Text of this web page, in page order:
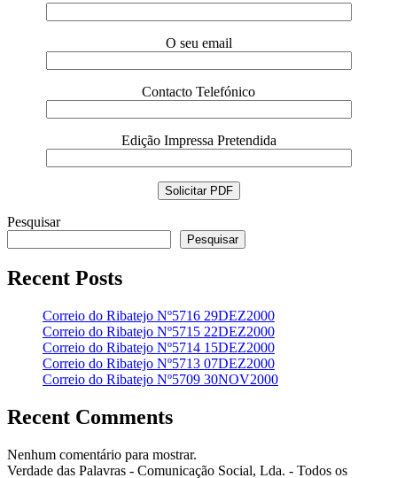
O seu email
Contacto Telefónico
Edição Impressa Pretendida
Pesquisar
Pesquisar
Recent Posts
Correio do Ribatejo Nº5716 29DEZ2000
Correio do Ribatejo Nº5715 22DEZ2000
Correio do Ribatejo Nº5714 15DEZ2000
Correio do Ribatejo Nº5713 07DEZ2000
Correio do Ribatejo Nº5709 30NOV2000
Recent Comments
Nenhum comentário para mostrar.
Verdade das Palavras - Comunicação Social, Lda. - Todos os